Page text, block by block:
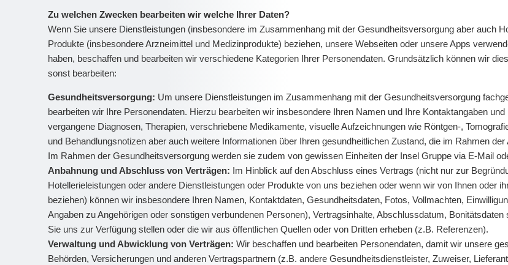
Zu welchen Zwecken bearbeiten wir welche Ihrer Daten?
Wenn Sie unsere Dienstleistungen (insbesondere im Zusammenhang mit der Gesundheitsversorgung aber auch
Produkte (insbesondere Arzneimittel und Medizinprodukte) beziehen, unsere Webseiten oder unsere Apps
haben, beschaffen und bearbeiten wir verschiedene Kategorien Ihrer Personendaten. Grundsätzlich können wir
sonst bearbeiten:
Gesundheitsversorgung: Um unsere Dienstleistungen im Zusammenhang mit der Gesundheitsversorgung
bearbeiten wir Ihre Personendaten. Hierzu bearbeiten wir insbesondere Ihren Namen und Ihre Kontaktangaben
vergangene Diagnosen, Therapien, verschriebene Medikamente, visuelle Aufzeichnungen wie Röntgen-,
und Behandlungsnotizen aber auch weitere Informationen über Ihren gesundheitlichen Zustand, die im Rahmen
Im Rahmen der Gesundheitsversorgung werden sie zudem von gewissen Einheiten der Insel Gruppe via E-Mail
Anbahnung und Abschluss von Verträgen: Im Hinblick auf den Abschluss eines Vertrags (nicht nur zur
Hotellerieleistungen oder andere Dienstleistungen oder Produkte von uns beziehen oder wenn wir von Ihnen oder
beziehen) können wir insbesondere Ihren Namen, Kontaktdaten, Gesundheitsdaten, Fotos, Vollmachten,
Angaben zu Angehörigen oder sonstigen verbundenen Personen), Vertragsinhalte, Abschlussdatum,
Sie uns zur Verfügung stellen oder die wir aus öffentlichen Quellen oder von Dritten erheben (z.B. Referenzen).
Verwaltung und Abwicklung von Verträgen: Wir beschaffen und bearbeiten Personendaten, damit wir unsere
Behörden, Versicherungen und anderen Vertragspartnern (z.B. andere Gesundheitsdienstleister, Zuweiser,